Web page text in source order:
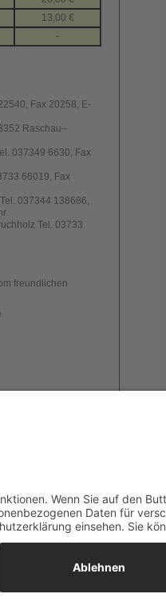
13,00 €
-
Fax 20258, E-
Raschau–
037349 6630, Fax
66019, Fax
037344 138686,
Tel. 03733
freundlichen